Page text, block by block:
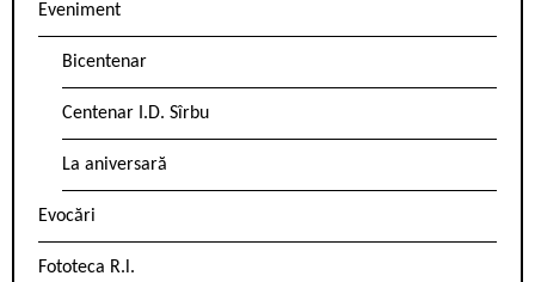
Eveniment
Bicentenar
Centenar I.D. Sîrbu
La aniversară
Evocări
Fototeca R.l.